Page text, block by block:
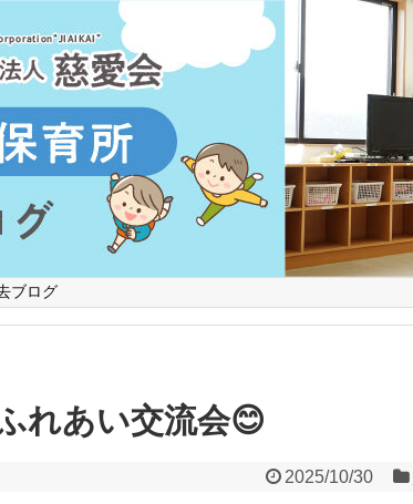
ブログ
れあい交流会😊
2025/10/30